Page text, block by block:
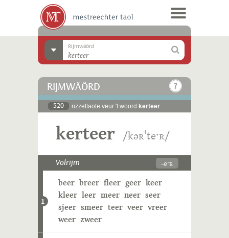
Rijmwäörd
RIJMWÄÖRD
520 rizzeltaote veur 't woord kerteer
kerteer /kəʀˈteˑʀ/
Volrijm -eˑʀ
1
beer breer fleer geer keer
kleer leer meer neer seer
sjeer smeer teer veer vreer
weer zweer